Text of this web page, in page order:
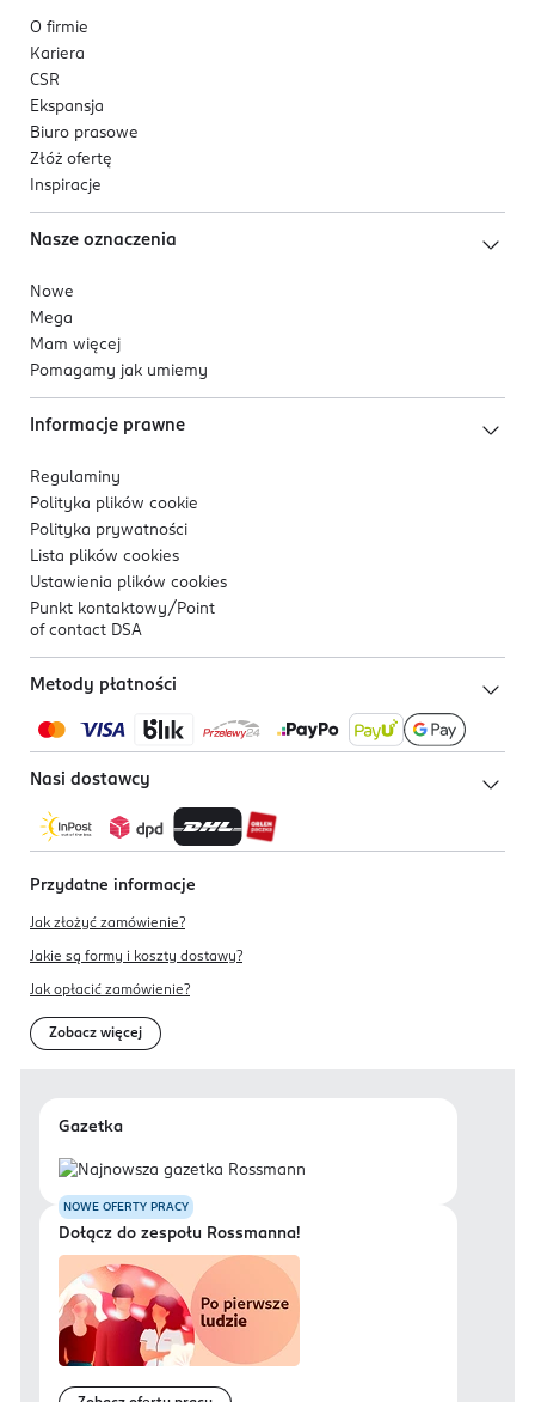
O firmie
Kariera
CSR
Ekspansja
Biuro prasowe
Złóż ofertę
Inspiracje
Nasze oznaczenia
Nowe
Mega
Mam więcej
Pomagamy jak umiemy
Informacje prawne
Regulaminy
Polityka plików cookie
Polityka prywatności
Lista plików cookies
Ustawienia plików cookies
Punkt kontaktowy/ Point
of contact DSA
Metody płatności
Nasi dostawcy
Przydatne informacje
Jak złożyć zamówienie?
Jakie są formy i koszty dostawy?
Jak opłacić zamówienie?
Zobacz więcej
Gazetka
NOWE OFERTY PRACY
Dołącz do zespołu Rossmanna!